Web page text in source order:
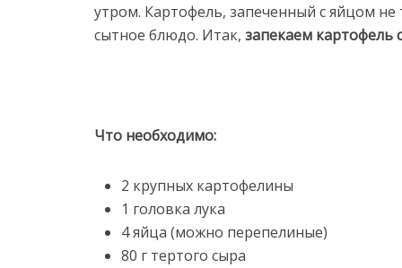
утром. Картофель, запеченный с яйцом
сытное блюдо. Итак, запекаем картофель
Что необходимо:
2 крупных картофелины
1 головка лука
4 яйца (можно перепелиные)
80 г тертого сыра